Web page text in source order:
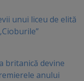
unui liceu de elită
britanică devine
anului